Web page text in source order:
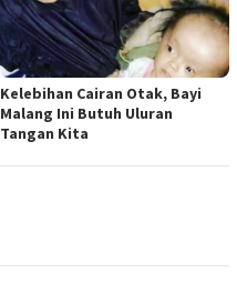
Kelebihan Cairan Otak, Bayi
Malang Ini Butuh Uluran
Tangan Kita